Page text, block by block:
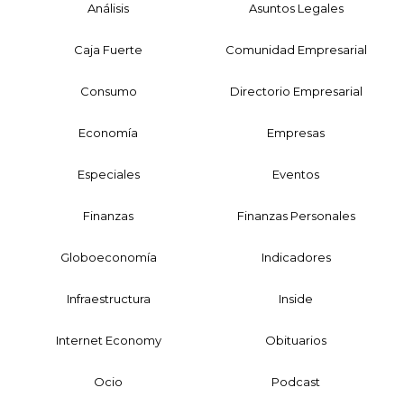
Análisis Asuntos Legales
Caja Fuerte Comunidad Empresarial
Consumo Directorio Empresarial
Economía Empresas
Especiales Eventos
Finanzas Finanzas Personales
Globoeconomía Indicadores
Infraestructura Inside
Internet Economy Obituarios
Ocio Podcast